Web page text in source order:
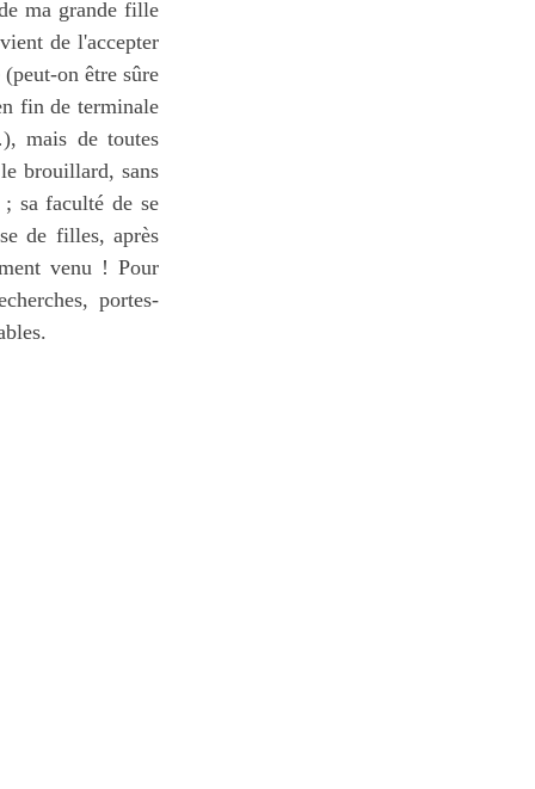
ma grande fille
de l'accepter
on être sûre
fin de terminale
mais de toutes
brouillard, sans
sa faculté de se
de filles, après
venu ! Pour
portes-